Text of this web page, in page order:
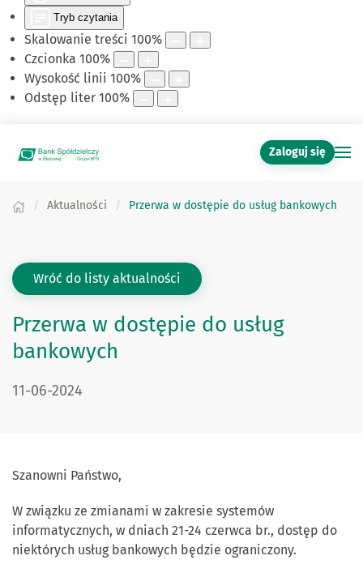
Tryb czytania
Skalowanie treści 100%
Czcionka 100%
Wysokość linii 100%
Odstęp liter 100%
Zaloguj się
Aktualności Przerwa w dostępie do usług bankowych
Wróć do listy aktualności
Przerwa w dostępie do usług
bankowych
DATA PUBLIKACJI:
11-06-2024
Szanowni Państwo,
W związku ze zmianami w zakresie systemów
informatycznych, w dniach 21-24 czerwca br., dostęp do
niektórych usług bankowych będzie ograniczony.